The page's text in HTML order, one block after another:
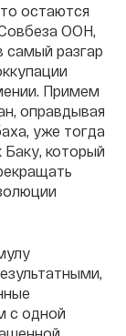
остаются
ООН,
самый разгар
Примем
оправдывая
уже тогда
который
с одной